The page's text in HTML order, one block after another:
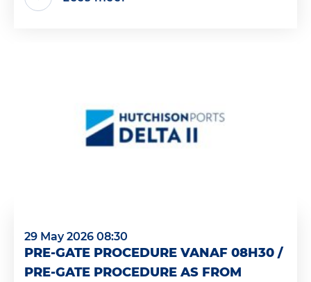
29 May 2026 08:30
PRE-GATE PROCEDURE VANAF 08H30 /
PRE-GATE PROCEDURE AS FROM